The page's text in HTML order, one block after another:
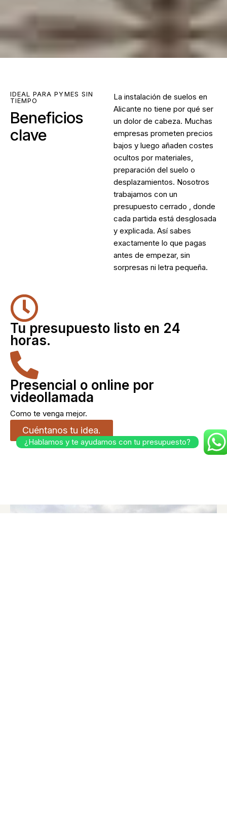
IDEAL PARA PYMES SIN
TIEMPO
Beneficios
clave
La instalación de suelos en
Alicante no tiene por qué ser
un dolor de cabeza. Muchas
empresas prometen precios
bajos y luego añaden costes
ocultos por materiales,
preparación del suelo o
desplazamientos. Nosotros
trabajamos con un
presupuesto cerrado , donde
cada partida está desglosada
y explicada. Así sabes
exactamente lo que pagas
antes de empezar, sin
sorpresas ni letra pequeña.
Tu presupuesto listo en 24
horas.
Presencial o online por
videollamada
Como te venga mejor.
Cuéntanos tu idea.
¿Hablamos y te ayudamos con tu presupuesto?